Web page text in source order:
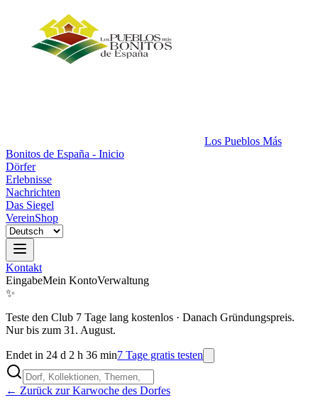
Los Pueblos Más
Bonitos de España - Inicio
Dörfer
Erlebnisse
Nachrichten
Das Siegel
VereinShop
Kontakt
EingabeMein KontoVerwaltung
✨
Teste den Club 7 Tage lang kostenlos · Danach Gründungspreis.
Nur bis zum 31. August.
Endet in 24 d 2 h 36 min7 Tage gratis testen
← Zurück zur Karwoche des Dorfes